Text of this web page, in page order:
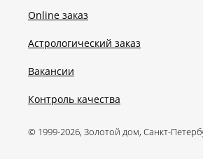
Online заказ
Астрологический заказ
Вакансии
Контроль качества
© 1999-2026, Золотой дом, Санкт-